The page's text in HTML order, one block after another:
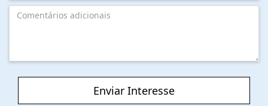
Enviar Interesse